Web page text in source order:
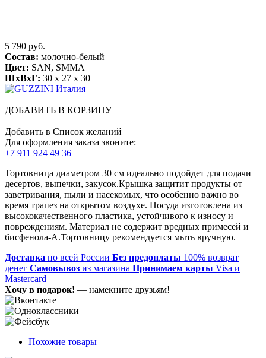
5 790 руб.
Состав: молочно-белый
Цвет: SAN, SMMA
ШхВхГ: 30 x 27 x 30
ДОБАВИТЬ В КОРЗИНУ
Добавить в Список желаний
Для оформления заказа звоните:
+7 911 924 49 36
Тортовница диаметром 30 см идеально подойдет для подачи
десертов, выпечки, закусок.Крышка защитит продукты от
заветривания, пыли и насекомых, что особенно важно во
время трапез на открытом воздухе. Посуда изготовлена из
высококачественного пластика, устойчивого к износу и
повреждениям. Материал не содержит вредных примесей и
бисфенола-А.Тортовницу рекомендуется мыть вручную.
Доставка по всей России Без предоплаты 100% возврат
денег Самовывоз из магазина Принимаем карты Visa и
Mastercard
Хочу в подарок! — намекните друзьям!
Похожие товары